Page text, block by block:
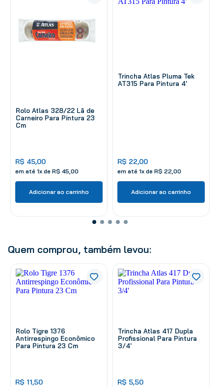
Rolo Atlas 328/22 Lã de
Carneiro Para Pintura 23
Cm
R$ 45,00
em até 1x de R$ 45 00
Adicionar ao carrinho
Trincha Atlas Pluma Tek
AT315 Para Pintura 4'
R$ 22,00
em até 1x de R$ 22 00
Adicionar ao carrinho
Quem comprou, também levou:
Rolo Tigre 1376
Antirrespingo Econômico
Para Pintura 23 Cm
R$ 11,50
Trincha Atlas 417 Dupla
Profissional Para Pintura
3/4'
R$ 5,50